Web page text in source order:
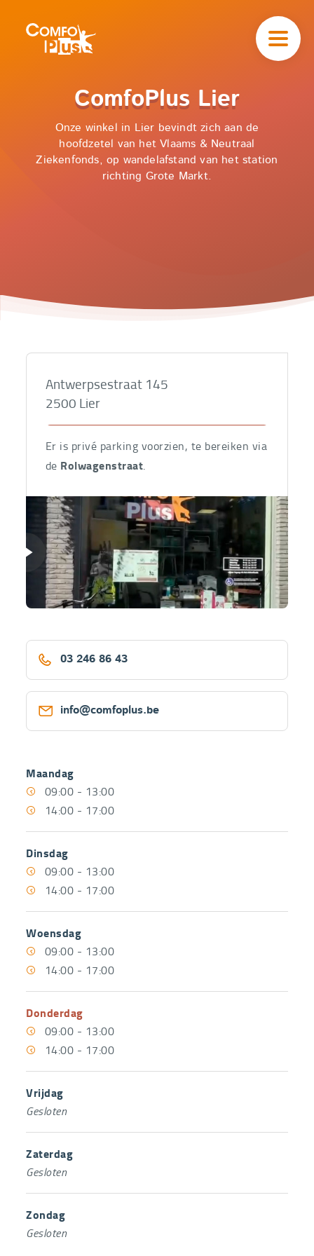
ComfoPlus
-
ComfoPlus Lier
Onze winkel in Lier bevindt zich aan de
hoofdzetel van het Vlaams & Neutraal
Ziekenfonds, op wandelafstand van het station
richting Grote Markt.
navigatieComfoPlus
Hoe
daar?
Antwerpsestraat 145
2500 Lier
Er is privé parking voorzien, te bereiken via
de Rolwagenstraat.
De
winkel
contacteren
Per
telefoon03 246 86 43
Per
mail
info@comfoplus.be
Maandag
Voormiddag
09:00-13:00
Namiddag
14:00-17:00
09:00 - 13:00
14:00 - 17:00
Dinsdag
Voormiddag
09:00-13:00
Namiddag
14:00-17:00
09:00 - 13:00
14:00 - 17:00
Woensdag
Voormiddag
09:00-13:00
Namiddag
14:00-17:00
09:00 - 13:00
14:00 - 17:00
Donderdag
Voormiddag
09:00-13:00
Namiddag
14:00-17:00
09:00 - 13:00
14:00 - 17:00
Vrijdag
Gesloten
Zaterdag
Gesloten
Zondag
Gesloten